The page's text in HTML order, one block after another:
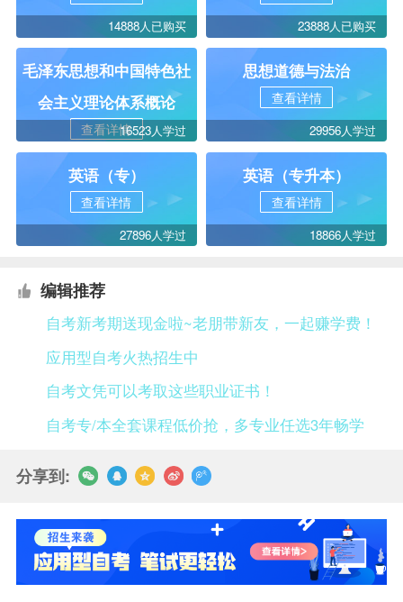
14888人已购买 23888人已购买
毛泽东思想和中国特色社
会主义理论体系概论
查看详情16523人学过
思想道德与法治
查看详情
29956人学过
英语（专）
查看详情
27896人学过
英语（专升本）
查看详情
18866人学过
编辑推荐
自考新考期送现金啦~老朋带新友，一起赚学费！
应用型自考火热招生中
自考文凭可以考取这些职业证书！
自考专/本全套课程低价抢，多专业任选3年畅学
分享到: